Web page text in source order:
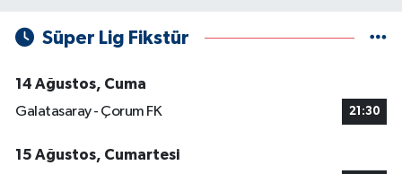
Süper Lig Fikstür
14 Ağustos, Cuma
Galatasaray - Çorum FK
21:30
15 Ağustos, Cumartesi